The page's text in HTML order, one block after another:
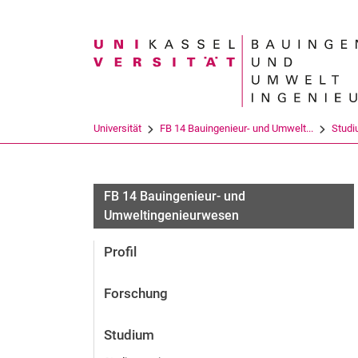
Suchbegriff
Universität FB 14 Bauingenieur- und Umwelt...
FB 14 Bauingenieur- und
Umweltingenieurwesen
Profil
Forschung
Studium